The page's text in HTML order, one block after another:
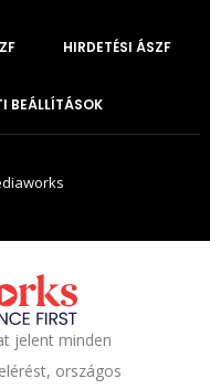
HIRDETÉSI ÁSZF
BEÁLLÍTÁSOK
jelent minden
országos